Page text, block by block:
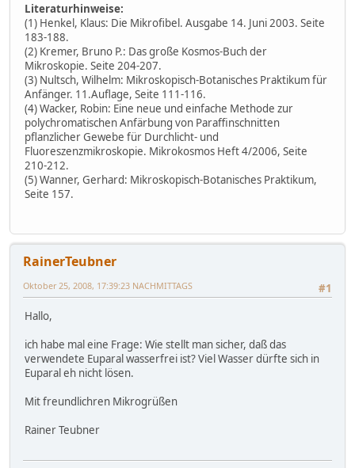
Literaturhinweise:
(1) Henkel, Klaus: Die Mikrofibel. Ausgabe 14. Juni 2003. Seite
183-188.
(2) Kremer, Bruno P.: Das große Kosmos-Buch der
Mikroskopie. Seite 204-207.
(3) Nultsch, Wilhelm: Mikroskopisch-Botanisches Praktikum für
Anfänger. 11.Auflage, Seite 111-116.
(4) Wacker, Robin: Eine neue und einfache Methode zur
polychromatischen Anfärbung von Paraffinschnitten
pflanzlicher Gewebe für Durchlicht- und
Fluoreszenzmikroskopie. Mikrokosmos Heft 4/2006, Seite
210-212.
(5) Wanner, Gerhard: Mikroskopisch-Botanisches Praktikum,
Seite 157.
RainerTeubner
#1
Oktober 25, 2008, 17:39:23 NACHMITTAGS
Hallo,
ich habe mal eine Frage: Wie stellt man sicher, daß das
verwendete Euparal wasserfrei ist? Viel Wasser dürfte sich in
Euparal eh nicht lösen.
Mit freundlichren Mikrogrüßen
Rainer Teubner